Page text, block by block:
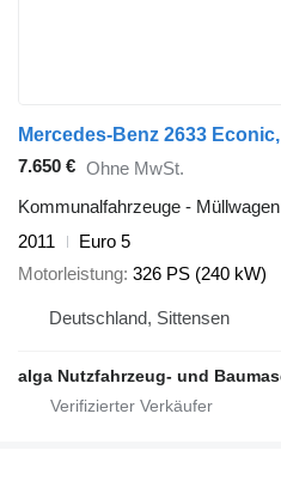
7.650 € Ohne MwSt.
Kommunalfahrzeuge - Müllwagen
2011
Euro 5
Motorleistung 326 PS (240 kW)
Deutschland, Sittensen